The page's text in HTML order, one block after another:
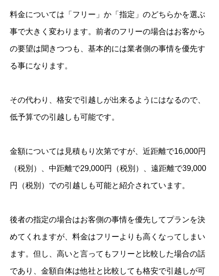
料金については「フリー」か「指定」のどちらかを選ぶ
事で大きく変わります。前者のフリーの場合はお客から
の要望は聞きつつも、基本的には業者側の事情を優先す
る事になります。
その代わり、格安で引越しが出来るようにはなるので、
低予算での引越しも可能です。
金額については見積もり次第ですが、近距離で16,000円
（税別）、中距離で29,000円（税別）、遠距離で39,000
円（税別）での引越しも可能と紹介されています。
後者の指定の場合はお客側の事情を優先してプランを決
めてくれますが、料金はフリーよりも高くなってしまい
ます。但し、高いと言ってもフリーと比較した場合の話
であり、金額自体は他社と比較しても格安で引越しが可